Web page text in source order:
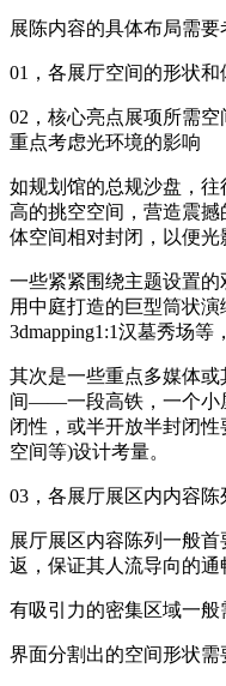
展陈内容的具体布局需要
01，各展厅空间的形状和
02，核心亮点展项所需
重点考虑光环境的影响
如规划馆的总规沙盘，
高的挑空空间，营造震
体空间相对封闭，以便光
一些紧紧围绕主题设置
用中庭打造的巨型筒状
3dmapping1:1汉墓秀场等
其次是一些重点多媒体
间——一段高铁，一个小
闭性，或半开放半封闭
空间等)设计考量。
03，各展厅展区内内容陈
展厅展区内容陈列一般
返，保证其人流导向的通
有吸引力的密集区域一般
界面分割出的空间形状需